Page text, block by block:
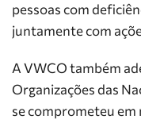
pessoas com
juntamente com
A VWCO também
Organizações das
se comprometeu